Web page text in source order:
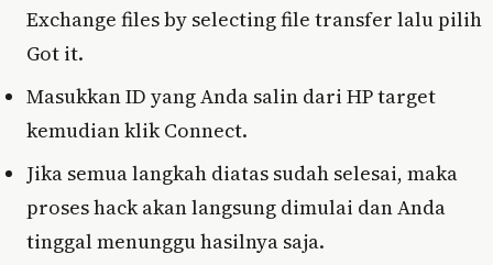
Exchange files by selecting file transfer lalu pilih
Got it.
Masukkan ID yang Anda salin dari HP target
kemudian klik Connect.
Jika semua langkah diatas sudah selesai, maka
proses hack akan langsung dimulai dan Anda
tinggal menunggu hasilnya saja.